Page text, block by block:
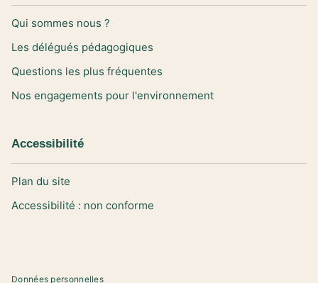
Qui sommes nous ?
Les délégués pédagogiques
Questions les plus fréquentes
Nos engagements pour l'environnement
Accessibilité
Plan du site
Accessibilité : non conforme
Données personnelles